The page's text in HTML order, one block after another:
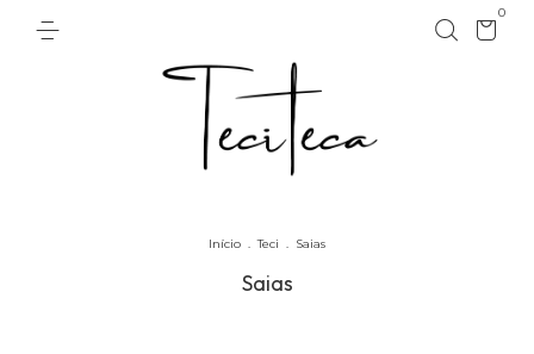
0
Início . Teci . Saias
Saias